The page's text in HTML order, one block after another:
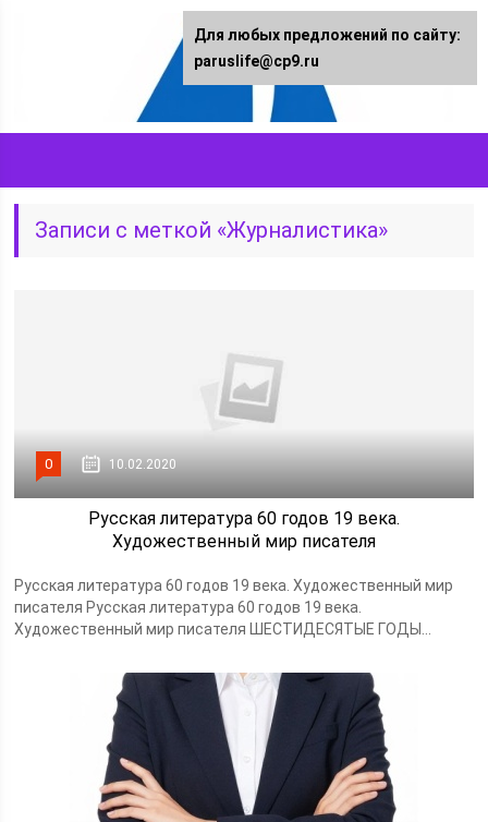
Записи с меткой «Журналистика»
0 10.02.2020
Русская литература 60 годов 19 века.
Художественный мир писателя
Русская литература 60 годов 19 века. Художественный мир
писателя Русская литература 60 годов 19 века.
Художественный мир писателя ШЕСТИДЕСЯТЫЕ ГОДЫ...
Для любых предложений по сайту:
paruslife@cp9.ru